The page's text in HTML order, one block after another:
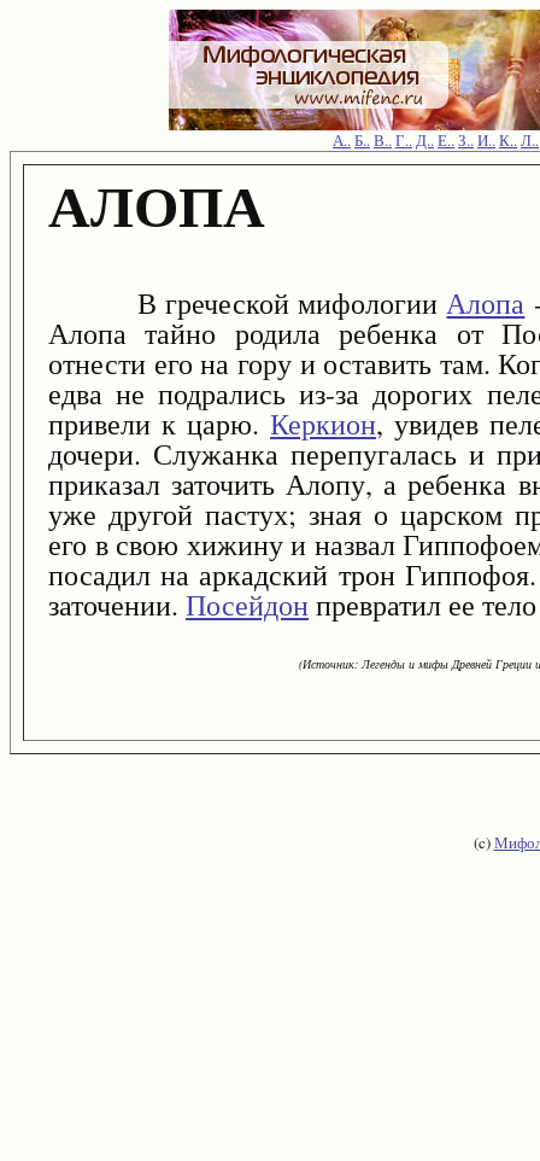
А..Б..В..Г..Д..Е..З..И..К..Л..
АЛОПА
В греческой мифологииАлопа
Алопа тайно родила ребенка от
отнести его на гору и оставить там.
едва не подрались из-за дорогих
привели к царю. Керкион, увидев
дочери. Служанка перепугалась и
приказал заточить Алопу, а ребенка
уже другой пастух; зная о царском
его в свою хижину и назвал
посадил на аркадский трон
заточении. Посейдонпревратил ее
(Источник: Легенды и мифы Древней
(c)